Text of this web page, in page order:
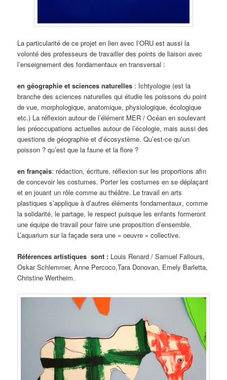
La particularité de ce projet en lien avec l’ORU est aussi la
volonté des professeurs de travailler des points de liaison avec
l’enseignement des fondamentaux en transversal :
en géographie et sciences naturelles : Ichtyologie (est la
branche des sciences naturelles qui étudie les poissons du point
de vue, morphologique, anatomique, physiologique, écologique
etc.) La réflexion autour de l’élément MER / Océan en soulevant
les préoccupations actuelles autour de l’écologie, mais aussi des
questions de géographie et d’écosystème. Qu’est-ce qu’un
poisson ? qu’est que la faune et la flore ?
en français: rédaction, écriture, réflexion sur les proportions afin
de concevoir les costumes. Porter les costumes en se déplaçant
et en jouant un rôle comme au théâtre. Le travail en arts
plastiques s’applique à d’autres éléments fondamentaux, comme
la solidarité, le partage, le respect puisque les enfants formeront
une équipe de travail pour faire une proposition d’ensemble.
L’aquarium sur la façade sera une « oeuvre » collective.
Références artistiques sont : Louis Renard / Samuel Fallours,
Oskar Schlemmer, Anne Percoco,Tara Donovan, Emely Barletta,
Christine Wertheim.